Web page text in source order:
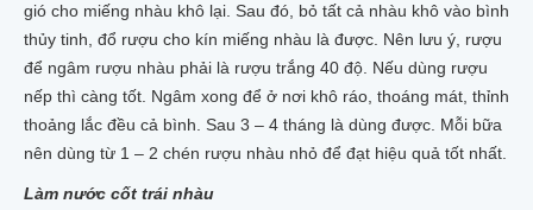
gió cho miếng nhàu khô lại. Sau đó, bỏ tất cả nhàu khô vào bình
thủy tinh, đổ rượu cho kín miếng nhàu là được. Nên lưu ý, rượu
để ngâm rượu nhàu phải là rượu trắng 40 độ. Nếu dùng rượu
nếp thì càng tốt. Ngâm xong để ở nơi khô ráo, thoáng mát, thỉnh
thoảng lắc đều cả bình. Sau 3 – 4 tháng là dùng được. Mỗi bữa
nên dùng từ 1 – 2 chén rượu nhàu nhỏ để đạt hiệu quả tốt nhất.
Làm nước cốt trái nhàu